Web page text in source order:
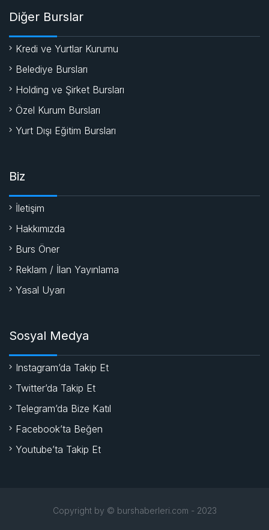
Diğer Burslar
Kredi ve Yurtlar Kurumu
Belediye Bursları
Holding ve Şirket Bursları
Özel Kurum Bursları
Yurt Dışı Eğitim Bursları
Biz
İletişim
Hakkımızda
Burs Öner
Reklam / İlan Yayınlama
Yasal Uyarı
Sosyal Medya
Instagram’da Takip Et
Twitter’da Takip Et
Telegram’da Bize Katıl
Facebook’ta Beğen
Youtube’ta Takip Et
Copyright by © burshaberleri.com - 2023